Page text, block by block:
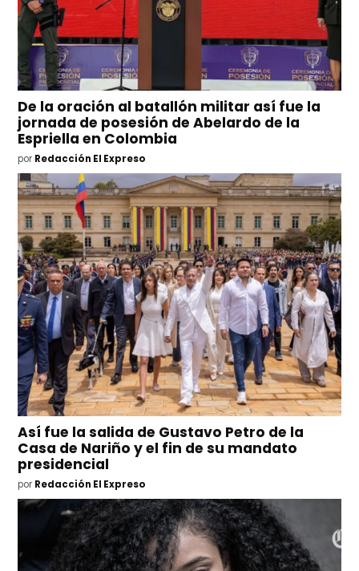
De la oración al batallón militar así fue la
jornada de posesión de Abelardo de la
Espriella en Colombia
por Redacción El Expreso
Así fue la salida de Gustavo Petro de la
Casa de Nariño y el fin de su mandato
presidencial
por Redacción El Expreso